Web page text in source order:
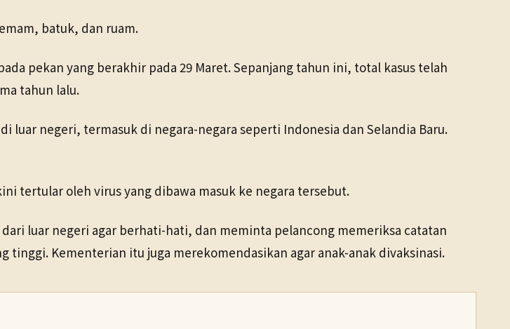
batuk, dan ruam.
pekan yang berakhir pada 29 Maret. Sepanjang tahun ini, total kasus telah
tahun lalu.
luar negeri, termasuk di negara-negara seperti Indonesia dan Selandia Baru.
tertular oleh virus yang dibawa masuk ke negara tersebut.
luar negeri agar berhati-hati, dan meminta pelancong memeriksa catatan
tinggi. Kementerian itu juga merekomendasikan agar anak-anak divaksinasi.